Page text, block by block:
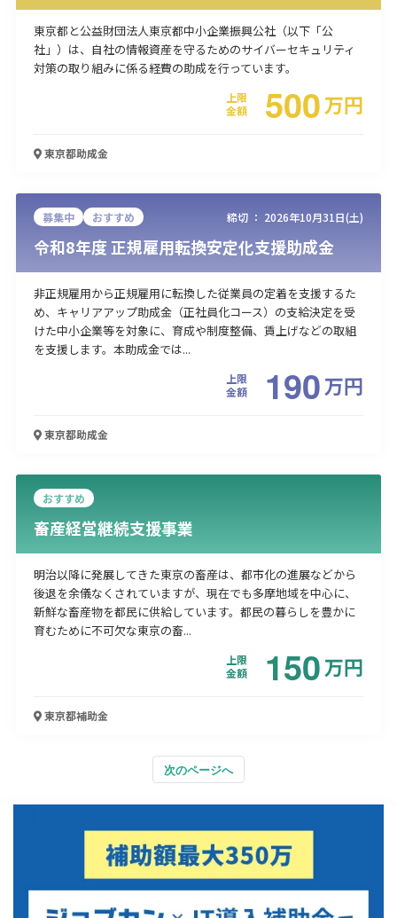
東京都と公益財団法人東京都中小企業振興公社（以下「公
社」）は、自社の情報資産を守るためのサイバーセキュリティ
対策の取り組みに係る経費の助成を行っています。
上限
金額
500万円
東京都助成金
募集中 おすすめ 締切 ： 2026年10月31日(土)
令和8年度 正規雇用転換安定化支援助成金
非正規雇用から正規雇用に転換した従業員の定着を支援するた
め、キャリアアップ助成金（正社員化コース）の支給決定を受
けた中小企業等を対象に、育成や制度整備、賃上げなどの取組
を支援します。本助成金では...
上限
金額
190万円
東京都助成金
おすすめ
畜産経営継続支援事業
明治以降に発展してきた東京の畜産は、都市化の進展などから
後退を余儀なくされていますが、現在でも多摩地域を中心に、
新鮮な畜産物を都民に供給しています。都民の暮らしを豊かに
育むために不可欠な東京の畜...
上限
金額
150万円
東京都補助金
次のページへ